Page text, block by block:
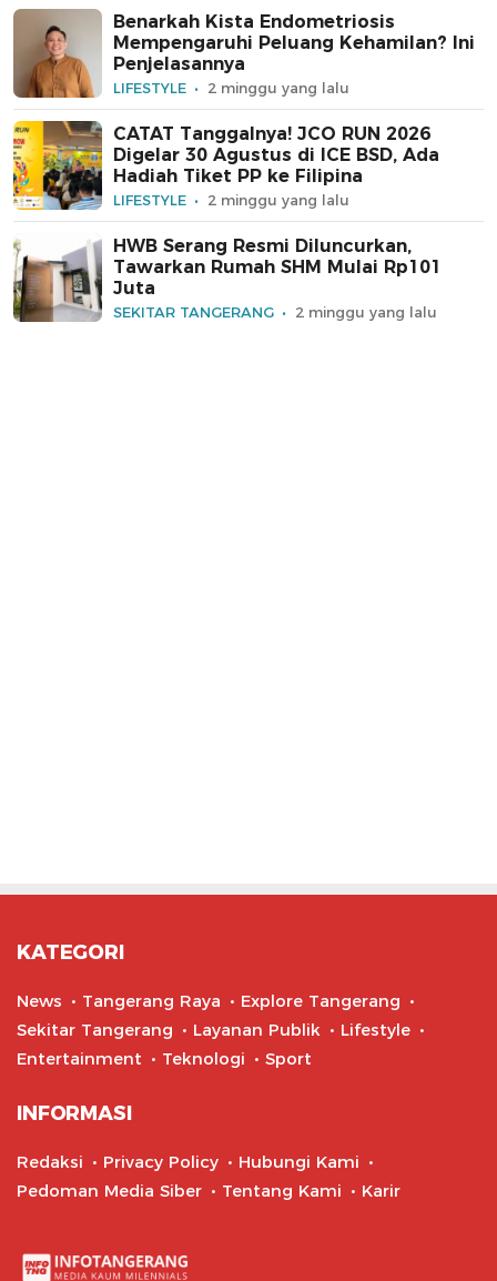
Benarkah Kista Endometriosis
Mempengaruhi Peluang Kehamilan? Ini
Penjelasannya
LIFESTYLE 2 minggu yang lalu
CATAT Tanggalnya! JCO RUN 2026
Digelar 30 Agustus di ICE BSD, Ada
Hadiah Tiket PP ke Filipina
LIFESTYLE 2 minggu yang lalu
HWB Serang Resmi Diluncurkan,
Tawarkan Rumah SHM Mulai Rp101
Juta
SEKITAR TANGERANG 2 minggu yang lalu
KATEGORI
News Tangerang Raya
Explore Tangerang
Sekitar Tangerang
Layanan Publik
Lifestyle
Entertainment
Teknologi Sport
INFORMASI
Redaksi Privacy Policy
Hubungi Kami
Pedoman Media Siber
Tentang Kami Karir